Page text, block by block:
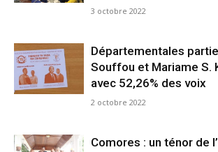
3 octobre 2022
Départementales
Souffou et Mariame S.
avec 52,26% des voix
2 octobre 2022
Comores : un ténor de